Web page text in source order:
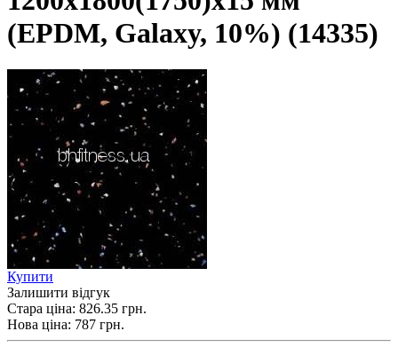
(EPDM, Galaxy, 10%) (14335)
Купити
Залишити відгук
Стара ціна: 826.35 грн.
Нова ціна: 787 грн.